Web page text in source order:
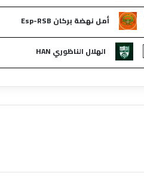
أمل نهضة بركان Esp-RSB
الهلال الناظوري HAN